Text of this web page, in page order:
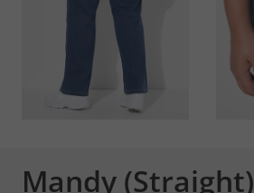
Mandy (Straight)